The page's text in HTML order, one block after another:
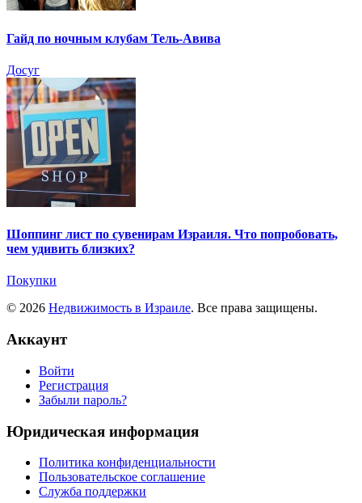
Гайд по ночным клубам Тель-Авива
Досуг
Шоппинг лист по сувенирам Израиля. Что попробовать,
чем удивить близких?
Покупки
© 2026 Недвижимость в Израиле. Все права защищены.
Аккаунт
Войти
Регистрация
Забыли пароль?
Юридическая информация
Политика конфиденциальности
Пользовательское соглашение
Служба поддержки